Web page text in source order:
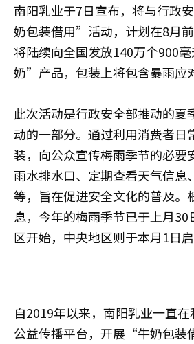
南阳乳业于7日宣布，将与行政
奶包装借用”活动，计划在8月前
将陆续向全国发放140万个900
奶”产品，包装上将包含暴雨应
此次活动是行政安全部推动的夏
动的一部分。通过利用消费者日
装，向公众宣传梅雨季节的必要
雨水排水口、定期查看天气信息
等，旨在促进安全文化的普及。
息，今年的梅雨季节已于上月30
区开始，中央地区则于本月1日启
自2019年以来，南阳乳业一直
公益传播平台，开展“牛奶包装